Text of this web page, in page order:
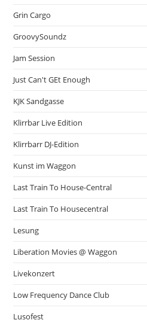
Grin Cargo
GroovySoundz
Jam Session
Just Can't GEt Enough
KJK Sandgasse
Klirrbar Live Edition
Klirrbarr DJ-Edition
Kunst im Waggon
Last Train To House-Central
Last Train To Housecentral
Lesung
Liberation Movies @ Waggon
Livekonzert
Low Frequency Dance Club
Lusofest